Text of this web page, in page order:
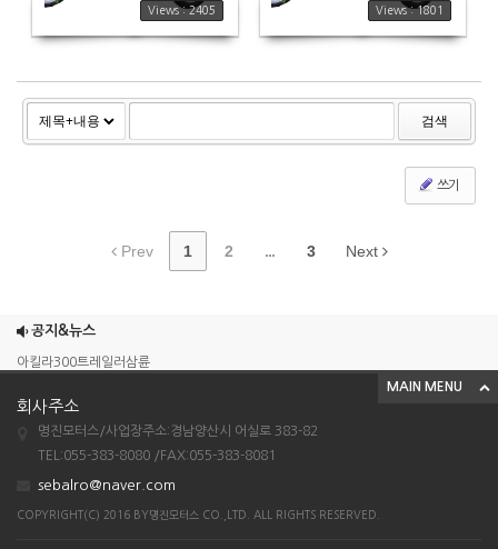
Views : 2405 Views : 1801
검색
쓰기
Prev 1 2 ... 3 Next
공지&뉴스
엠보이 125cc삼륜
아킬라300트레일러삼륜
조이맥스125cc삼륜
엠보이 125cc삼륜
아킬라300트레일러삼륜
MAIN MENU
회사주소
명진모터스/사업장주소:경남양산시 어실로 383-82
TEL:055-383-8080 /FAX:055-383-8081
sebalro@naver.com
COPYRIGHT(C) 2016 BY명진모터스 CO.,LTD. ALL RIGHTS RESERVED.